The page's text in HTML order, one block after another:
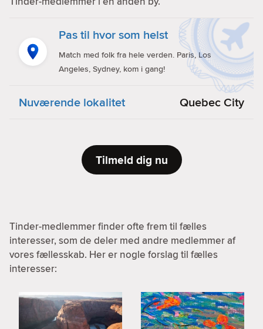
Pas til hvor som helst
Match med folk fra hele verden. Paris, Los
Angeles, Sydney, kom i gang!
Nuværende lokalitet Quebec City
Tilmeld dig nu
Tinder-medlemmer finder ofte frem til fælles
interesser, som de deler med andre medlemmer af
vores fællesskab. Her er nogle forslag til fælles
interesser: